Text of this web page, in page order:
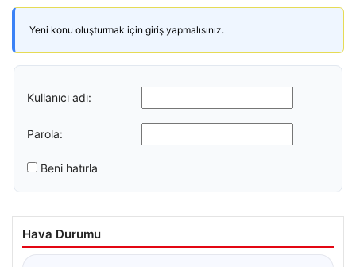
Yeni konu oluşturmak için giriş yapmalısınız.
Kullanıcı adı:
Parola:
Beni hatırla
Hava Durumu